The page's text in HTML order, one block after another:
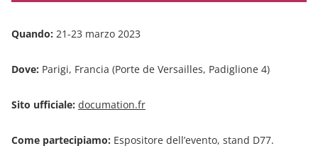
Quando: 21-23 marzo 2023
Dove: Parigi, Francia (Porte de Versailles, Padiglione 4)
Sito ufficiale: documation.fr
Come partecipiamo: Espositore dell’evento, stand D77.